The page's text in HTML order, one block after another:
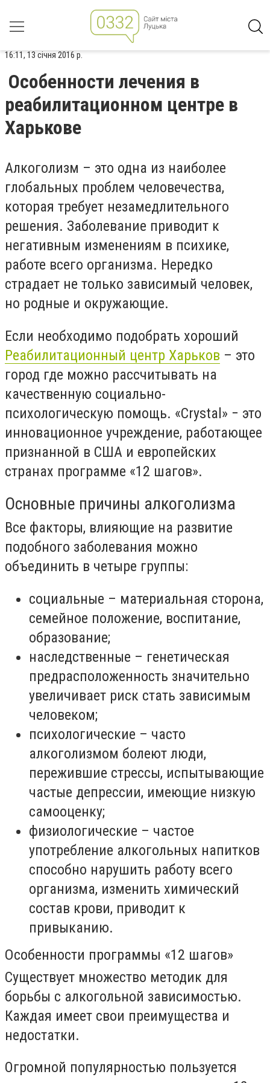
16:11, 13 січня 2016 р.
Особенности лечения в
реабилитационном центре в
Харькове
Алкоголизм – это одна из наиболее
глобальных проблем человечества,
которая требует незамедлительного
решения. Заболевание приводит к
негативным изменениям в психике,
работе всего организма. Нередко
страдает не только зависимый человек,
но родные и окружающие.
Если необходимо подобрать хороший
Реабилитационный центр Харьков – это
город где можно рассчитывать на
качественную социально-
психологическую помощь. «Crystal» − это
инновационное учреждение, работающее
признанной в США и европейских
странах программе «12 шагов».
Основные причины алкоголизма
Все факторы, влияющие на развитие
подобного заболевания можно
объединить в четыре группы:
социальные – материальная сторона,
семейное положение, воспитание,
образование;
наследственные – генетическая
предрасположенность значительно
увеличивает риск стать зависимым
человеком;
психологические – часто
алкоголизмом болеют люди,
пережившие стрессы, испытывающие
частые депрессии, имеющие низкую
самооценку;
физиологические – частое
употребление алкогольных напитков
способно нарушить работу всего
организма, изменить химический
состав крови, приводит к
привыканию.
Особенности программы «12 шагов»
Существует множество методик для
борьбы с алкогольной зависимостью.
Каждая имеет свои преимущества и
недостатки.
Огромной популярностью пользуется